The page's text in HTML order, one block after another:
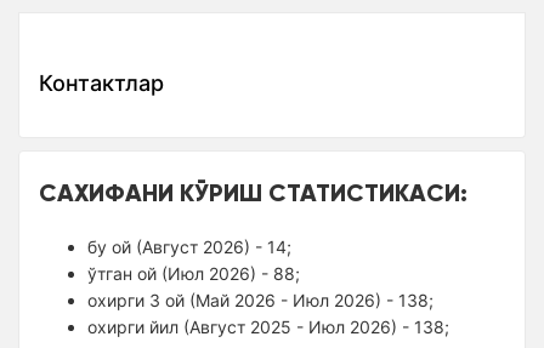
Контактлар
САХИФАНИ КЎРИШ СТАТИСТИКАСИ:
бу ой (Август 2026) - 14;
ўтган ой (Июл 2026) - 88;
оxирги 3 ой (Май 2026 - Июл 2026) - 138;
оxирги йил (Август 2025 - Июл 2026) - 138;